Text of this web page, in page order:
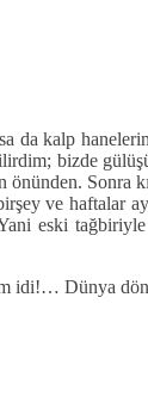
da kalp
bizde
önünden.
ve haftalar
eski
Dünya